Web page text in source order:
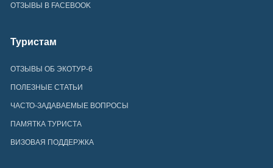
ОТЗЫВЫ В FACEBOOK
Туристам
ОТЗЫВЫ ОБ ЭКОТУР-6
ПОЛЕЗНЫЕ СТАТЬИ
ЧАСТО-ЗАДАВАЕМЫЕ ВОПРОСЫ
ПАМЯТКА ТУРИСТА
ВИЗОВАЯ ПОДДЕРЖКА